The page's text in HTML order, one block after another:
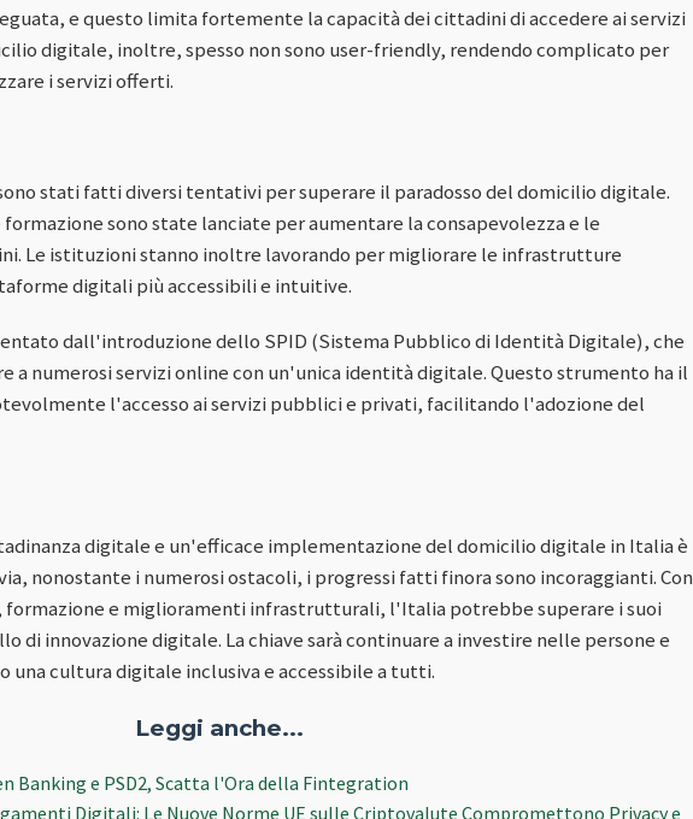
e questo limita fortemente la capacità dei cittadini di accedere ai servizi
digitale, inoltre, spesso non sono user-friendly, rendendo complicato per
i servizi offerti.
stati fatti diversi tentativi per superare il paradosso del domicilio digitale.
sono state lanciate per aumentare la consapevolezza e le
Le istituzioni stanno inoltre lavorando per migliorare le infrastrutture
digitali più accessibili e intuitive.
dall'introduzione dello SPID (Sistema Pubblico di Identità Digitale), che
a numerosi servizi online con un'unica identità digitale. Questo strumento ha il
l'accesso ai servizi pubblici e privati, facilitando l'adozione del
digitale e un'efficace implementazione del domicilio digitale in Italia è
nonostante i numerosi ostacoli, i progressi fatti finora sono incoraggianti. Con
formazione e miglioramenti infrastrutturali, l'Italia potrebbe superare i suoi
di innovazione digitale. La chiave sarà continuare a investire nelle persone e
una cultura digitale inclusiva e accessibile a tutti.
Leggi anche...
Banking e PSD2, Scatta l'Ora della Fintegration
Digitali: Le Nuove Norme UE sulle Criptovalute Compromettono Privacy e